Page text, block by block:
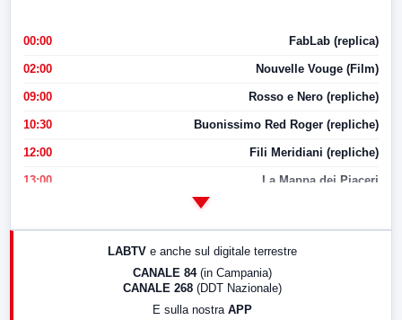
00:00 FabLab (replica)
02:00 Nouvelle Vouge (Film)
09:00 Rosso e Nero (repliche)
10:30 Buonissimo Red Roger (repliche)
12:00 Fili Meridiani (repliche)
13:00 La Mappa dei Piaceri
17:00 LabNews (replica)
LABTV e anche sul digitale terrestre
CANALE 84 (in Campania)
CANALE 268 (DDT Nazionale)
E sulla nostra APP